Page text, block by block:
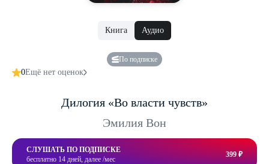
Книга Аудио
По подписке
0Ещё нет оценок
Дилогия «Во власти чувств»
Эмилия Вон
СЛУШАТЬ ПО ПОДПИСКЕ
бесплатно 14 дней, далее /мес
399 ₽